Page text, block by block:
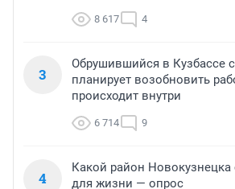
8 617 4
3
Обрушившийся в Кузбассе
планирует возобновить
происходит внутри
6 714 9
4
Какой район
для жизни — опрос